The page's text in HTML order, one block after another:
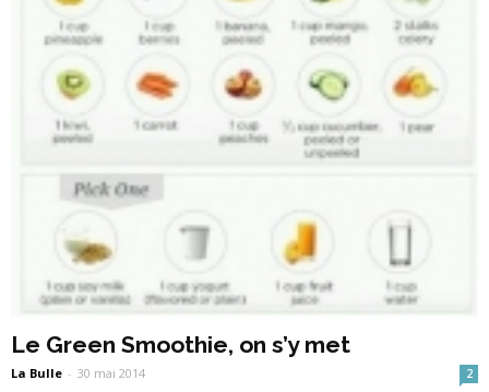
Le Green Smoothie, on s’y met
La Bulle - 30 mai 2014 2